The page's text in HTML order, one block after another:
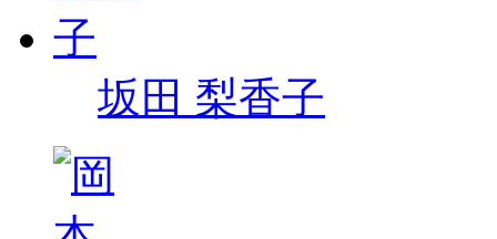
坂田 梨香子